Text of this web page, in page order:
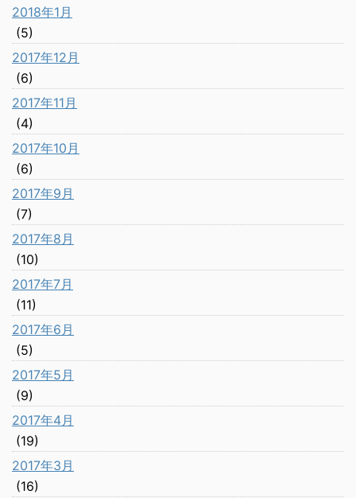
2018年1月
(5)
2017年12月
(6)
2017年11月
(4)
2017年10月
(6)
2017年9月
(7)
2017年8月
(10)
2017年7月
(11)
2017年6月
(5)
2017年5月
(9)
2017年4月
(19)
2017年3月
(16)